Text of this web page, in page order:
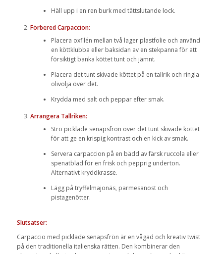
Häll upp i en ren burk med tättslutande lock.
Förbered Carpaccion:
Placera oxfilén mellan två lager plastfolie och använd
en köttklubba eller baksidan av en stekpanna för att
försiktigt banka köttet tunt och jämnt.
Placera det tunt skivade köttet på en tallrik och ringla
olivolja över det.
Krydda med salt och peppar efter smak.
Arrangera Tallriken:
Strö picklade senapsfrön över det tunt skivade köttet
för att ge en krispig kontrast och en kick av smak.
Servera carpaccion på en bädd av färsk ruccola eller
spenatblad för en frisk och pepprig underton.
Alternativt kryddkrasse.
Lägg på tryffelmajonäs, parmesanost och
pistagenötter.
Slutsatser:
Carpaccio med picklade senapsfrön är en vågad och kreativ twist
på den traditionella italienska rätten. Den kombinerar den